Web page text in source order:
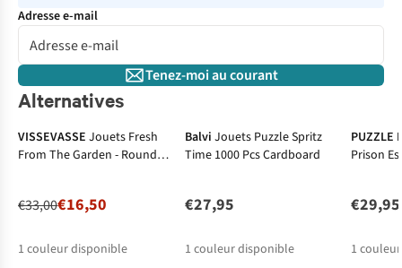
Adresse e-mail
Tenez-moi au courant
Alternatives
-50%
VISSEVASSE Jouets Fresh
From The Garden - Round
€33,00€16,50
1 couleur disponible
Balvi Jouets Puzzle Spritz
Time 1000 Pcs Cardboard
€27,95
1 couleur disponible
PUZZLE
Prison
€29,95
1